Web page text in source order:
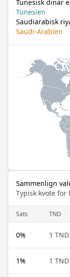
Tunesisk dinar
Tunesien
Saudiarabisk
Saudi-Arabien
Sammenlign
Typisk kvote
Sats TND
0% 1 TND
1% 1 TND